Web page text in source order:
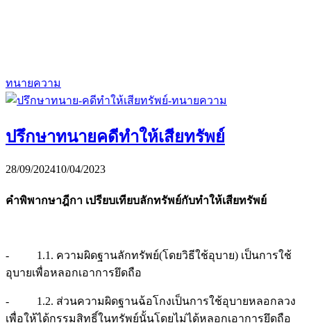
ทนายความ
ปรึกษาทนายคดีทำให้เสียทรัพย์
28/09/202410/04/2023
คำพิพากษาฎีกา เปรียบเทียบลักทรัพย์กับทำให้เสียทรัพย์
- 1.1. ความผิดฐานลักทรัพย์(โดยวิธีใช้อุบาย) เป็นการใช้
อุบายเพื่อหลอกเอาการยึดถือ
- 1.2. ส่วนความผิดฐานฉ้อโกงเป็นการใช้อุบายหลอกลวง
เพื่อให้ได้กรรมสิทธิ์ในทรัพย์นั้นโดยไม่ได้หลอกเอาการยึดถือ